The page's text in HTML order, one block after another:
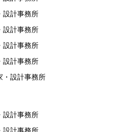
設計事務所
設計事務所
設計事務所
設計事務所
・設計事務所
設計事務所